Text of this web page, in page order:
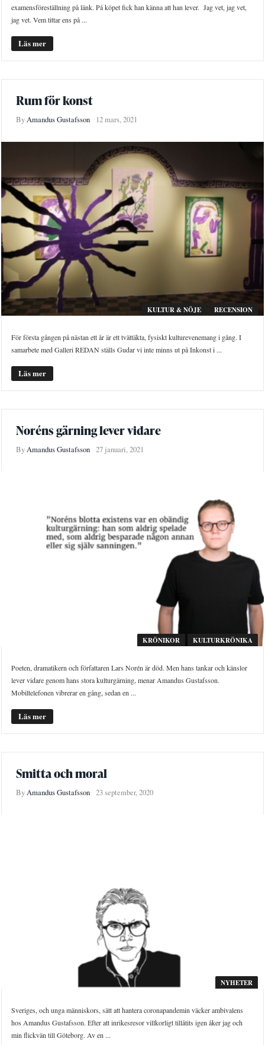
examensföreställning på länk. På köpet fick han känna att han lever. Jag vet, jag vet,
jag vet. Vem tittar ens på ...
Läs mer
Rum för konst
ByAmandus Gustafsson 12 mars, 2021
KULTUR & NÖJE RECENSION
För första gången på nästan ett år är ett tvättäkta, fysiskt kulturevenemang i gång. I
samarbete med Galleri REDAN ställs Gudar vi inte minns ut på Inkonst i ...
Läs mer
Noréns gärning lever vidare
ByAmandus Gustafsson 27 januari, 2021
KRÖNIKOR KULTURKRÖNIKA
Poeten, dramatikern och författaren Lars Norén är död. Men hans tankar och känslor
lever vidare genom hans stora kulturgärning, menar Amandus Gustafsson.
Mobiltelefonen vibrerar en gång, sedan en ...
Läs mer
Smitta och moral
ByAmandus Gustafsson 23 september, 2020
NYHETER
Sveriges, och unga människors, sätt att hantera coronapandemin väcker ambivalens
hos Amandus Gustafsson. Efter att inrikesresor villkorligt tillåtits igen åker jag och
min flickvän till Göteborg. Av en ...